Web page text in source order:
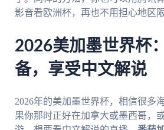
影音看欧洲杯，再也不用担心地区
2026美加墨世界杯
备，享受中文解说
2026年的美加墨世界杯，相信很多
果你那时正好在加拿大或墨西哥，